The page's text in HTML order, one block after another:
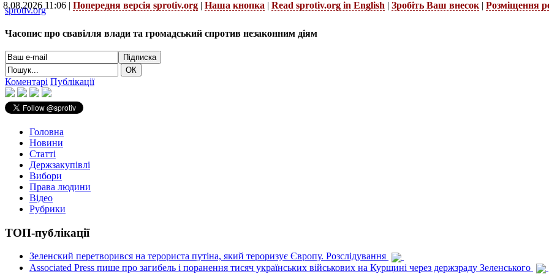
8.08.2026 11:06 | Попередня версія sprotiv.org | Наша кнопка | Read sprotiv.org in English | Зробіть Ваш внесок | Розміщення
sprotiv.org
Часопис про свавілля влади та громадський спротив незаконним діям
Коментарі Публікації
Головна
Новини
Статті
Держзакупівлі
Вибори
Права людини
Відео
Рубрики
ТОП-публікації
Зеленский перетворився на терориста путіна, який тероризує Європу. Розслідування
Associated Press пише про загибель і поранення тисяч українських військових на Курщині через держзраду Зеленського